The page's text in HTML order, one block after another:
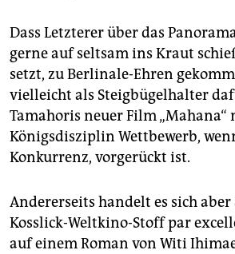
Dass Letzterer über das
gerne auf seltsam ins Kraut
setzt, zu Berlinale-Ehren
vielleicht als Steigbügelhalter
Tamahoris neuer Film „Mahana“
Königsdisziplin Wettbewerb,
Konkurrenz, vorgerückt ist.
Andererseits handelt es sich aber
Kosslick-Weltkino-Stoff par
auf einem Roman von Witi